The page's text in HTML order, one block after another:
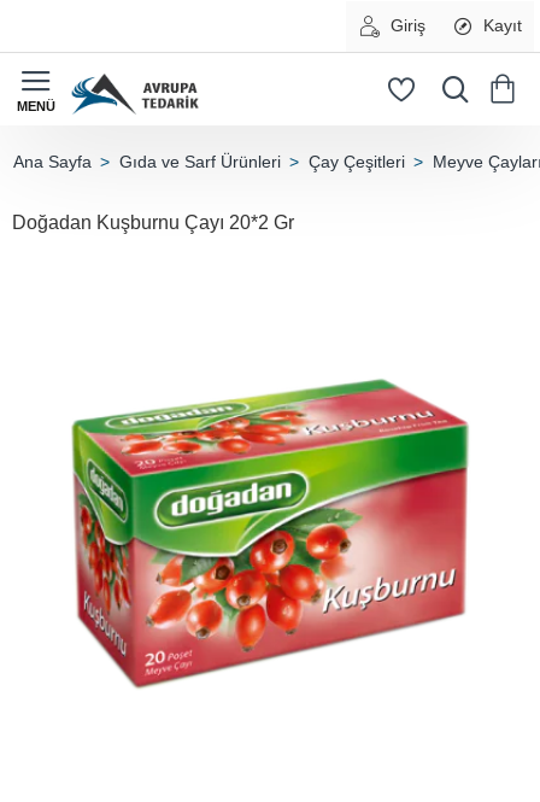
Giriş Kayıt
Gıda ve Sarf Ürünleri Çay Çeşitleri Meyve
Doğadan Kuşburnu Çayı 20*2 Gr